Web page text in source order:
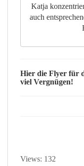
Katja
auch
Hier die Flyer für
viel Vergnügen!
Views: 132